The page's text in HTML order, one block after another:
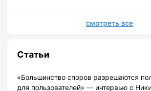
смотреть все
Статьи
«Большинство споров разрешаются
для пользователей» — интервью с